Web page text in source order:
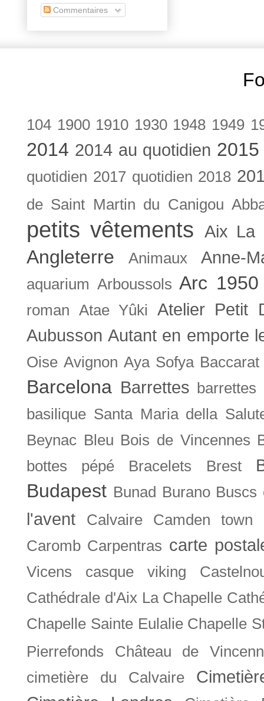
Commentaires
104 1900 1910 1930 1948 1949
2014 2014 au quotidien
quotidien 2017 quotidien 2018
de Saint Martin du Canigou
petits vêtements Aix La
Angleterre Animaux Anne-
aquarium Arboussols Arc 1950
roman Atae Yûki
Atelier Petit
Aubusson Autant en emporte
Oise Avignon Aya Sofya Baccarat
Barcelona Barrettes barrettes
basilique Santa Maria della
Beynac Bleu Bois de Vincennes
bottes pépé
Bracelets Brest
Budapest Bunad Burano Buscs
l'avent Calvaire Camden town
Caromb Carpentras carte
Vicens casque viking
Cathédrale d'Aix La Chapelle
Chapelle Sainte Eulalie Chapelle
Pierrefonds
Château de
cimetière du Calvaire